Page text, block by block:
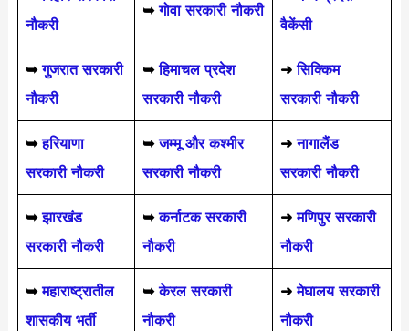
नौकरी
➥गोवा सरकारी नौकरी
वैकेंसी
➥ गुजरात सरकारी
नौकरी
➥हिमाचल प्रदेश
सरकारी नौकरी
➜ सिक्किम
सरकारी नौकरी
➥हरियाणा
सरकारी नौकरी
➥जम्मू और कश्मीर
सरकारी नौकरी
➜ नागालैंड
सरकारी नौकरी
➥ झारखंड
सरकारी नौकरी
➥ कर्नाटक सरकारी
नौकरी
➜ मणिपुर सरकारी
नौकरी
➥ महाराष्ट्रातील
शासकीय भर्ती
➥ केरल सरकारी
नौकरी
➜ मेघालय सरकारी
नौकरी